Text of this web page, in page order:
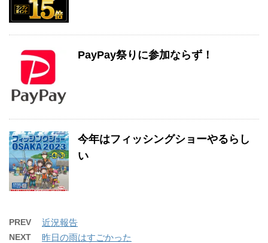
PayPay祭りに参加ならず！
今年はフィッシングショーやるらし
い
PREV 近況報告
NEXT 昨日の雨はすごかった